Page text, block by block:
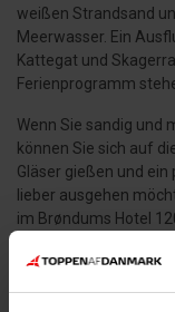
weißen Strandsand
Meerwasser. Ein
Kattegat und
Ferienprogramm
Wenn Sie sandig und
können Sie sich auf
Gläser gießen und ein
lieber ausgehen
im Brøndums Hotel
HAUSTIERE: